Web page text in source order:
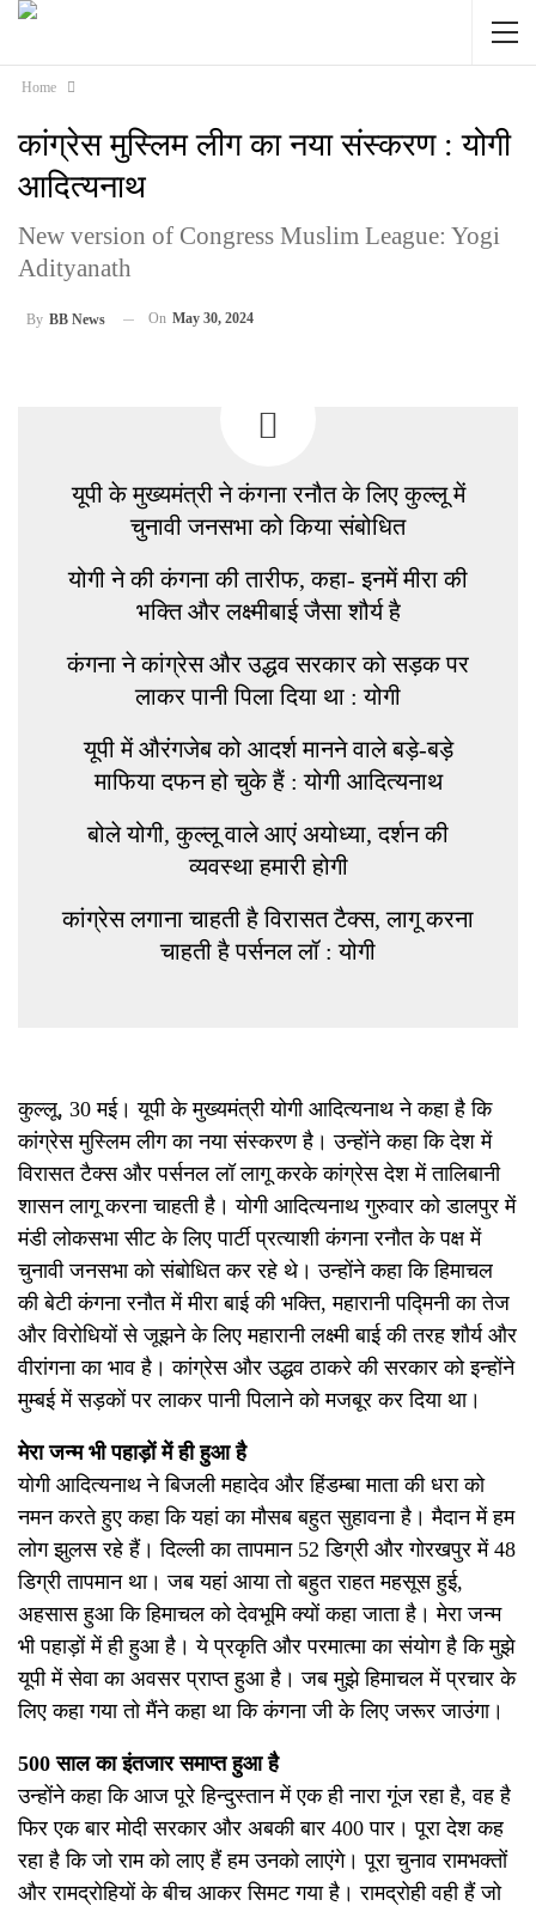
Home
कांग्रेस मुस्लिम लीग का नया संस्करण : योगी
आदित्यनाथ
New version of Congress Muslim League: Yogi
Adityanath
By BB News On May 30, 2024
यूपी के मुख्यमंत्री ने कंगना रनौत के लिए कुल्लू में
चुनावी जनसभा को किया संबोधित
योगी ने की कंगना की तारीफ, कहा- इनमें मीरा की
भक्ति और लक्ष्मीबाई जैसा शौर्य है
कंगना ने कांग्रेस और उद्धव सरकार को सड़क पर
लाकर पानी पिला दिया था : योगी
यूपी में औरंगजेब को आदर्श मानने वाले बड़े-बड़े
माफिया दफन हो चुके हैं : योगी आदित्यनाथ
बोले योगी, कुल्लू वाले आएं अयोध्या, दर्शन की
व्यवस्था हमारी होगी
कांग्रेस लगाना चाहती है विरासत टैक्स, लागू करना
चाहती है पर्सनल लॉ : योगी
कुल्लू, 30 मई। यूपी के मुख्यमंत्री योगी आदित्यनाथ ने कहा है कि
कांग्रेस मुस्लिम लीग का नया संस्करण है। उन्होंने कहा कि देश में
विरासत टैक्स और पर्सनल लॉ लागू करके कांग्रेस देश में तालिबानी
शासन लागू करना चाहती है। योगी आदित्यनाथ गुरुवार को डालपुर में
मंडी लोकसभा सीट के लिए पार्टी प्रत्याशी कंगना रनौत के पक्ष में
चुनावी जनसभा को संबोधित कर रहे थे। उन्होंने कहा कि हिमाचल
की बेटी कंगना रनौत में मीरा बाई की भक्ति, महारानी पद्मिनी का तेज
और विरोधियों से जूझने के लिए महारानी लक्ष्मी बाई की तरह शौर्य और
वीरांगना का भाव है। कांग्रेस और उद्धव ठाकरे की सरकार को इन्होंने
मुम्बई में सड़कों पर लाकर पानी पिलाने को मजबूर कर दिया था।
मेरा जन्म भी पहाड़ों में ही हुआ है
योगी आदित्यनाथ ने बिजली महादेव और हिंडम्बा माता की धरा को
नमन करते हुए कहा कि यहां का मौसब बहुत सुहावना है। मैदान में हम
लोग झुलस रहे हैं। दिल्ली का तापमान 52 डिग्री और गोरखपुर में 48
डिग्री तापमान था। जब यहां आया तो बहुत राहत महसूस हुई,
अहसास हुआ कि हिमाचल को देवभूमि क्यों कहा जाता है। मेरा जन्म
भी पहाड़ों में ही हुआ है। ये प्रकृति और परमात्मा का संयोग है कि मुझे
यूपी में सेवा का अवसर प्राप्त हुआ है। जब मुझे हिमाचल में प्रचार के
लिए कहा गया तो मैंने कहा था कि कंगना जी के लिए जरूर जाउंगा।
500 साल का इंतजार समाप्त हुआ है
उन्होंने कहा कि आज पूरे हिन्दुस्तान में एक ही नारा गूंज रहा है, वह है
फिर एक बार मोदी सरकार और अबकी बार 400 पार। पूरा देश कह
रहा है कि जो राम को लाए हैं हम उनको लाएंगे। पूरा चुनाव रामभक्तों
और रामद्रोहियों के बीच आकर सिमट गया है। रामद्रोही वही हैं जो